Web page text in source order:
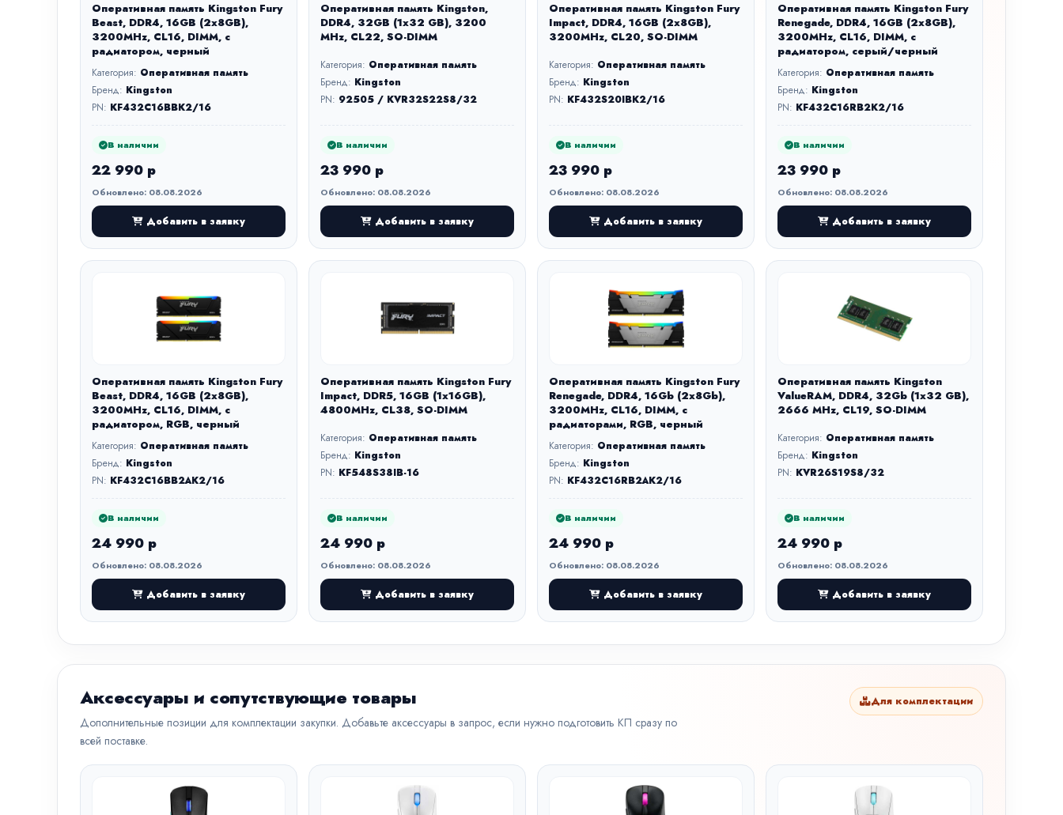
Оперативная память Kingston Fury
Beast, DDR4, 16GB (2x8GB),
3200MHz, CL16, DIMM, с
радиатором, черный
Категория: Оперативная память
Бренд: Kingston
PN: KF432C16BBK2/16
В наличии
22 990 р
Обновлено: 08.08.2026
Добавить в заявку
Оперативная память Kingston,
DDR4, 32GB (1x32 GB), 3200
MHz, CL22, SO-DIMM
Категория: Оперативная память
Бренд: Kingston
PN: 92505 / KVR32S22S8/32
В наличии
23 990 р
Обновлено: 08.08.2026
Добавить в заявку
Оперативная память Kingston Fury
Impact, DDR4, 16GB (2x8GB),
3200MHz, CL20, SO-DIMM
Категория: Оперативная память
Бренд: Kingston
PN: KF432S20IBK2/16
В наличии
23 990 р
Обновлено: 08.08.2026
Добавить в заявку
Оперативная память Kingston Fury
Renegade, DDR4, 16GB (2x8GB),
3200MHz, CL16, DIMM, с
радиатором, серый/черный
Категория: Оперативная память
Бренд: Kingston
PN: KF432C16RB2K2/16
В наличии
23 990 р
Обновлено: 08.08.2026
Добавить в заявку
Оперативная память Kingston Fury
Beast, DDR4, 16GB (2x8GB),
3200MHz, CL16, DIMM, с
радиатором, RGB, черный
Категория: Оперативная память
Бренд: Kingston
PN: KF432C16BB2AK2/16
В наличии
24 990 р
Обновлено: 08.08.2026
Добавить в заявку
Оперативная память Kingston Fury
Impact, DDR5, 16GB (1x16GB),
4800MHz, CL38, SO-DIMM
Категория: Оперативная память
Бренд: Kingston
PN: KF548S38IB-16
В наличии
24 990 р
Обновлено: 08.08.2026
Добавить в заявку
Оперативная память Kingston Fury
Renegade, DDR4, 16Gb (2x8Gb),
3200MHz, CL16, DIMM, с
радиаторами, RGB, черный
Категория: Оперативная память
Бренд: Kingston
PN: KF432C16RB2AK2/16
В наличии
24 990 р
Обновлено: 08.08.2026
Добавить в заявку
Оперативная память Kingston
ValueRAM, DDR4, 32Gb (1x32 GB),
2666 MHz, CL19, SO-DIMM
Категория: Оперативная память
Бренд: Kingston
PN: KVR26S19S8/32
В наличии
24 990 р
Обновлено: 08.08.2026
Добавить в заявку
Аксессуары и сопутствующие товары
Дополнительные позиции для комплектации закупки. Добавьте аксессуары в запрос, если нужно подготовить КП сразу по
всей поставке.
Для комплектации